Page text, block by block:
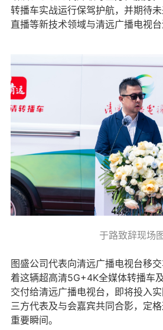
转播车实战运行保驾护航，并期待
直播等新技术领域与清远广播电视
于路致辞现场
图盛公司代表向清远广播电视台移
着这辆超高清5G+4K全媒体转播车
交付给清远广播电视台，即将投入实
三方代表及与会嘉宾共同合影，定
重要瞬间。